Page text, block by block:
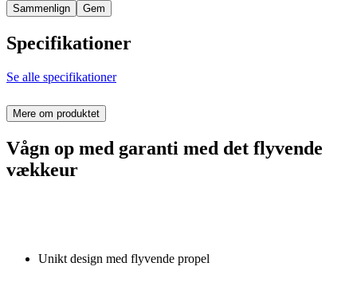
Sammenlign Gem
Specifikationer
Se alle specifikationer
Mere om produktet
Vågn op med garanti med det flyvende
vækkeur
Unikt design med flyvende propel